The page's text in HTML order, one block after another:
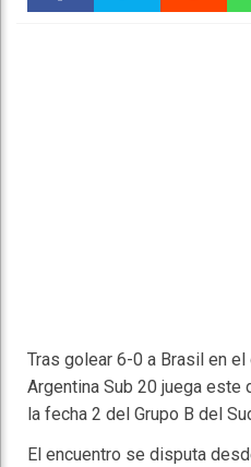
Tras golear 6-0 a Brasil en
Argentina Sub 20 juega este
la fecha 2 del Grupo B del
El encuentro se disputa